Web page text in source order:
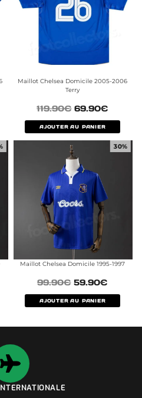
Maillot Chelsea Domicile 2005-2006
Terry
119.90€ 69.90€
AJOUTER AU PANIER
30%
Maillot Chelsea Domicile 1995-1997
99.90€ 59.90€
AJOUTER AU PANIER